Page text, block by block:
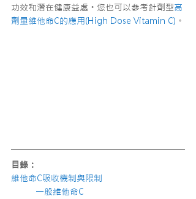
功效和潛在健康益處。您也可以參考針劑型高
劑量維他命C的應用(High Dose Vitamin C) 。
目錄：
維他命C吸收機制與限制
一般維他命C